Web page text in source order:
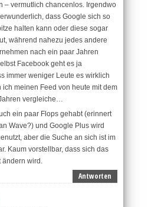
– vermutlich chancenlos. Irgendwo
dass Google sich so
halten kann oder diese sogar
während nahezu jedes andere
nach ein paar Jahren
Facebook geht es ja
immer weniger Leute es wirklich
ich meinen Feed von heute mit dem
vergleiche…
ein paar Flops gehabt (erinnert
Wave?) und Google Plus wird
aber die Suche an sich ist im
Kaum vorstellbar, dass sich das
ändern wird.
Antworten